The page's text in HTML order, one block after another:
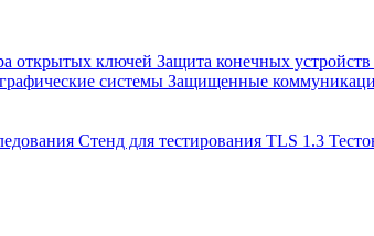
открытых ключей Защита конечных устройств
системы Защищенные
Стенд для тестирования TLS 1.3